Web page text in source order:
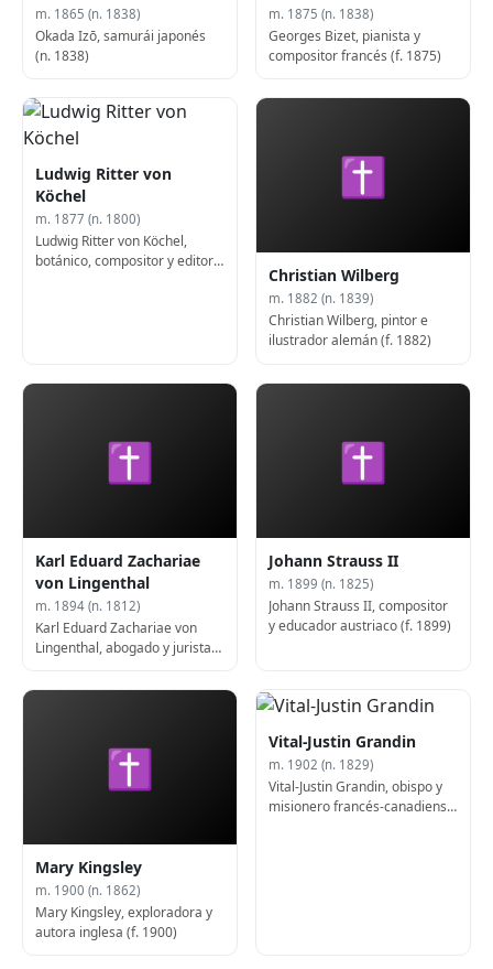
m. 1865 (n. 1838)
Okada Izō, samurái japonés
(n. 1838)
m. 1875 (n. 1838)
Georges Bizet, pianista y
compositor francés (f. 1875)
Ludwig Ritter von
Köchel
m. 1877 (n. 1800)
Ludwig Ritter von Köchel,
botánico, compositor y editor
✝
Christian Wilberg
m. 1882 (n. 1839)
Christian Wilberg, pintor e
ilustrador alemán (f. 1882)
✝
Karl Eduard Zachariae
von Lingenthal
m. 1894 (n. 1812)
Karl Eduard Zachariae von
Lingenthal, abogado y jurista
✝
Johann Strauss II
m. 1899 (n. 1825)
Johann Strauss II, compositor
y educador austriaco (f. 1899)
✝
Mary Kingsley
m. 1900 (n. 1862)
Mary Kingsley, exploradora y
autora inglesa (f. 1900)
Vital-Justin Grandin
m. 1902 (n. 1829)
Vital-Justin Grandin, obispo y
misionero francés-canadiense